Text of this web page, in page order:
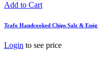
Add to Cart
Trafo Handcooked Chips Salz &
Login to see price